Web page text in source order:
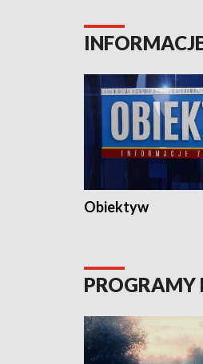
Obiektyw
PROGRAMY